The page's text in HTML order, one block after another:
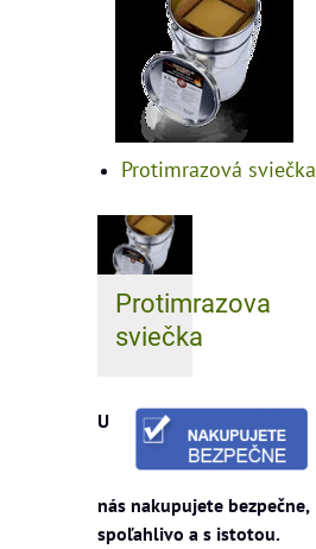
Protimrazová sviečka
Protimrazova
sviečka
U
nás nakupujete bezpečne,
spoľahlivo a s istotou.